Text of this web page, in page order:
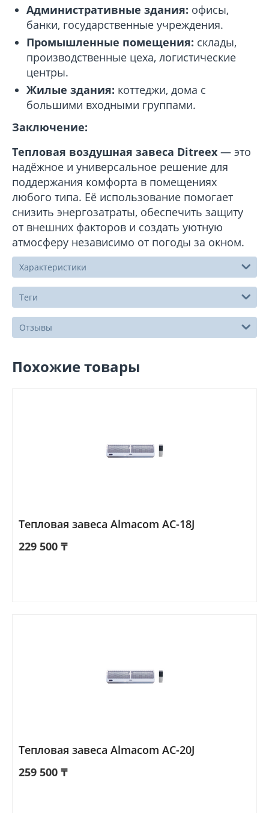
Административные здания: офисы,
банки, государственные учреждения.
Промышленные помещения: склады,
производственные цеха, логистические
центры.
Жилые здания: коттеджи, дома с
большими входными группами.
Заключение:
Тепловая воздушная завеса Ditreex — это
надёжное и универсальное решение для
поддержания комфорта в помещениях
любого типа. Её использование помогает
снизить энергозатраты, обеспечить защиту
от внешних факторов и создать уютную
атмосферу независимо от погоды за окном.
Характеристики
Теги
Отзывы
Похожие товары
Тепловая завеса Almacom AC-18J
229 500 ₸
Тепловая завеса Almacom AC-20J
259 500 ₸